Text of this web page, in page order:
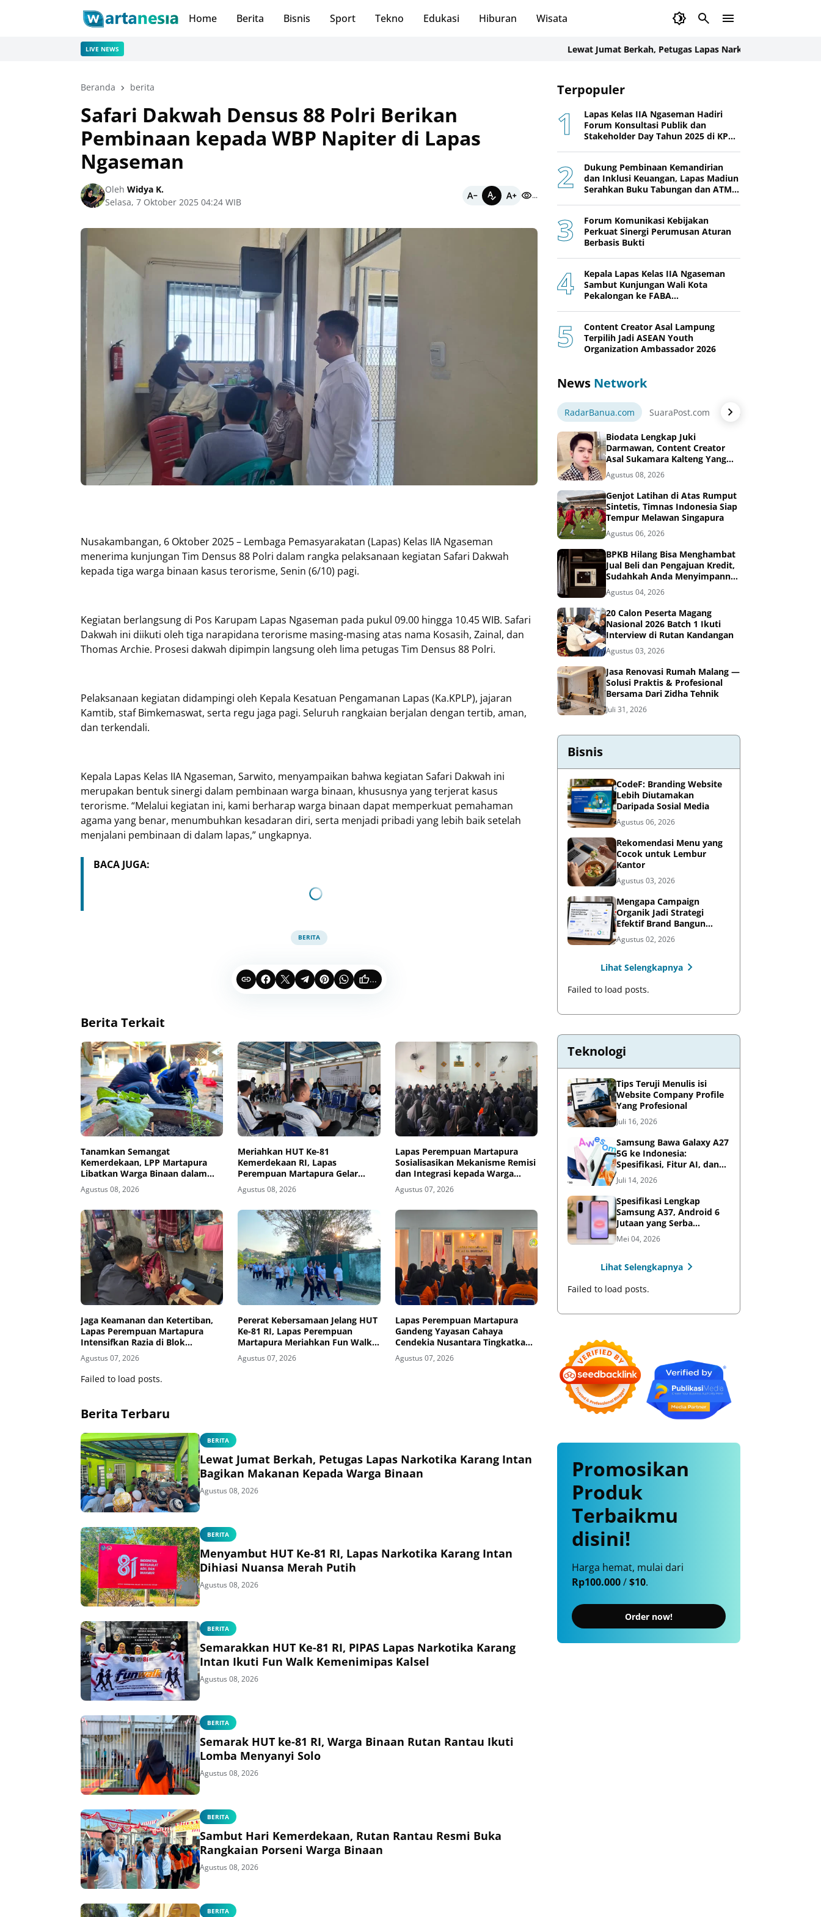
Home Berita Bisnis Sport Tekno Edukasi Hiburan Wisata
LIVE NEWS Lewat Jumat Berkah, Petugas Lapas Narkotika Karang Intan
Beranda berita
Safari Dakwah Densus 88 Polri Berikan
Pembinaan kepada WBP Napiter di Lapas
Ngaseman
Oleh Widya K.
Selasa, 7 Oktober 2025 04:24 WIB
...
Nusakambangan, 6 Oktober 2025 – Lembaga Pemasyarakatan (Lapas) Kelas IIA Ngaseman
menerima kunjungan Tim Densus 88 Polri dalam rangka pelaksanaan kegiatan Safari Dakwah
kepada tiga warga binaan kasus terorisme, Senin (6/10) pagi.
Kegiatan berlangsung di Pos Karupam Lapas Ngaseman pada pukul 09.00 hingga 10.45 WIB. Safari
Dakwah ini diikuti oleh tiga narapidana terorisme masing-masing atas nama Kosasih, Zainal, dan
Thomas Archie. Prosesi dakwah dipimpin langsung oleh lima petugas Tim Densus 88 Polri.
Pelaksanaan kegiatan didampingi oleh Kepala Kesatuan Pengamanan Lapas (Ka.KPLP), jajaran
Kamtib, staf Bimkemaswat, serta regu jaga pagi. Seluruh rangkaian berjalan dengan tertib, aman,
dan terkendali.
Kepala Lapas Kelas IIA Ngaseman, Sarwito, menyampaikan bahwa kegiatan Safari Dakwah ini
merupakan bentuk sinergi dalam pembinaan warga binaan, khususnya yang terjerat kasus
terorisme. “Melalui kegiatan ini, kami berharap warga binaan dapat memperkuat pemahaman
agama yang benar, menumbuhkan kesadaran diri, serta menjadi pribadi yang lebih baik setelah
menjalani pembinaan di dalam lapas,” ungkapnya.
BACA JUGA:
BERITA
...
Berita Terkait
Tanamkan Semangat
Kemerdekaan, LPP Martapura
Libatkan Warga Binaan dalam
Gotong Royong
Agustus 08, 2026
Meriahkan HUT Ke-81
Kemerdekaan RI, Lapas
Perempuan Martapura Gelar
Porseni Antarpetugas
Agustus 08, 2026
Lapas Perempuan Martapura
Sosialisasikan Mekanisme Remisi
dan Integrasi kepada Warga
Binaan
Agustus 07, 2026
Jaga Keamanan dan Ketertiban,
Lapas Perempuan Martapura
Intensifkan Razia di Blok
Maximum Security
Agustus 07, 2026
Pererat Kebersamaan Jelang HUT
Ke-81 RI, Lapas Perempuan
Martapura Meriahkan Fun Walk
Bersama Kakanwil
Agustus 07, 2026
Lapas Perempuan Martapura
Gandeng Yayasan Cahaya
Cendekia Nusantara Tingkatkan
Literasi Hukum Warga Binaan
Agustus 07, 2026
Failed to load posts.
Berita Terbaru
BERITA
Lewat Jumat Berkah, Petugas Lapas Narkotika Karang Intan
Bagikan Makanan Kepada Warga Binaan
Agustus 08, 2026
BERITA
Menyambut HUT Ke-81 RI, Lapas Narkotika Karang Intan
Dihiasi Nuansa Merah Putih
Agustus 08, 2026
BERITA
Semarakkan HUT Ke-81 RI, PIPAS Lapas Narkotika Karang
Intan Ikuti Fun Walk Kemenimipas Kalsel
Agustus 08, 2026
BERITA
Semarak HUT ke-81 RI, Warga Binaan Rutan Rantau Ikuti
Lomba Menyanyi Solo
Agustus 08, 2026
BERITA
Sambut Hari Kemerdekaan, Rutan Rantau Resmi Buka
Rangkaian Porseni Warga Binaan
Agustus 08, 2026
BERITA
Terpopuler
Lapas Kelas IIA Ngaseman Hadiri
Forum Konsultasi Publik dan
Stakeholder Day Tahun 2025 di KPPN
Dukung Pembinaan Kemandirian
dan Inklusi Keuangan, Lapas Madiun
Serahkan Buku Tabungan dan ATM
Forum Komunikasi Kebijakan
Perkuat Sinergi Perumusan Aturan
Berbasis Bukti
Kepala Lapas Kelas IIA Ngaseman
Sambut Kunjungan Wali Kota
Pekalongan ke FABA
Content Creator Asal Lampung
Terpilih Jadi ASEAN Youth
Organization Ambassador 2026
News Network
RadarBanua.com SuaraPost.com NarasiNews.com
Biodata Lengkap Juki
Darmawan, Content Creator
Asal Sukamara Kalteng Yang
Sukses Dari Konten Tiktok,
Instagram dan Facebook
Agustus 08, 2026
Genjot Latihan di Atas Rumput
Sintetis, Timnas Indonesia Siap
Tempur Melawan Singapura
Agustus 06, 2026
BPKB Hilang Bisa Menghambat
Jual Beli dan Pengajuan Kredit,
Sudahkah Anda Menyimpannya
di Brankas BPKB?
Agustus 04, 2026
20 Calon Peserta Magang
Nasional 2026 Batch 1 Ikuti
Interview di Rutan Kandangan
Agustus 03, 2026
Jasa Renovasi Rumah Malang —
Solusi Praktis & Profesional
Bersama Dari Zidha Tehnik
Juli 31, 2026
Bisnis
CodeF: Branding Website
Lebih Diutamakan
Daripada Sosial Media
Agustus 06, 2026
Rekomendasi Menu yang
Cocok untuk Lembur
Kantor
Agustus 03, 2026
Mengapa Campaign
Organik Jadi Strategi
Efektif Brand Bangun
Awareness di Media Sosial
Agustus 02, 2026
Lihat Selengkapnya
Failed to load posts.
Teknologi
Tips Teruji Menulis isi
Website Company Profile
Yang Profesional
Juli 16, 2026
Samsung Bawa Galaxy A27
5G ke Indonesia:
Spesifikasi, Fitur AI, dan
Harga Resmi
Juli 14, 2026
Spesifikasi Lengkap
Samsung A37, Android 6
Jutaan yang Serba
Lengkap
Mei 04, 2026
Lihat Selengkapnya
Failed to load posts.
Promosikan
Produk
Terbaikmu
disini!
Harga hemat, mulai dari
Rp100.000/$10.
Order now!